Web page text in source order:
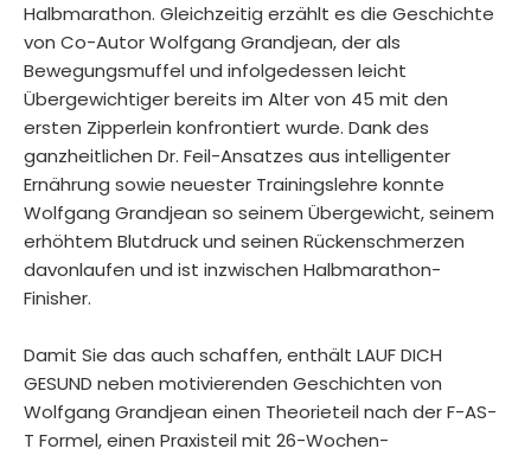
Halbmarathon. Gleichzeitig erzählt es die Geschichte
von Co-Autor Wolfgang Grandjean, der als
Bewegungsmuffel und infolgedessen leicht
Übergewichtiger bereits im Alter von 45 mit den
ersten Zipperlein konfrontiert wurde. Dank des
ganzheitlichen Dr. Feil-Ansatzes aus intelligenter
Ernährung sowie neuester Trainingslehre konnte
Wolfgang Grandjean so seinem Übergewicht, seinem
erhöhtem Blutdruck und seinen Rückenschmerzen
davonlaufen und ist inzwischen Halbmarathon-
Finisher.
Damit Sie das auch schaffen, enthält LAUF DICH
GESUND neben motivierenden Geschichten von
Wolfgang Grandjean einen Theorieteil nach der F-AS-
T Formel, einen Praxisteil mit 26-Wochen-